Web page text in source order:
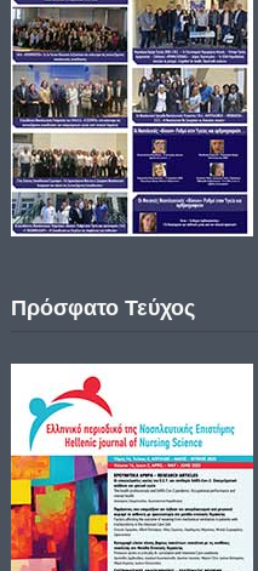
Πρόσφατο Τεύχος